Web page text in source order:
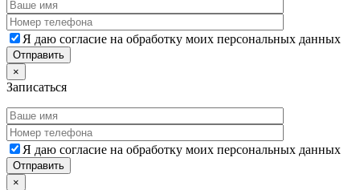
Я даю согласие на обработку моих персональных данных
×
Записаться
Я даю согласие на обработку моих персональных данных
×